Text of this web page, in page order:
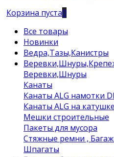
Корзина пуста0
Все товары
Новинки
Ведра,Тазы,Канистры
Веревки,Шнуры
Канаты
Канаты ALG намотки
Канаты ALG на катушке
Мешки строительные
Пакеты для мусора
Стяжные ремни ,
Шпагаты